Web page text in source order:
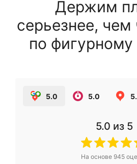
Держим
серьезнее,
по
5.0 5.0
5.0 из 5
На основе 945